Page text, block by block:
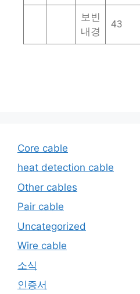
보빈
내경
43
Core cable
heat detection cable
Other cables
Pair cable
Uncategorized
Wire cable
소식
인증서